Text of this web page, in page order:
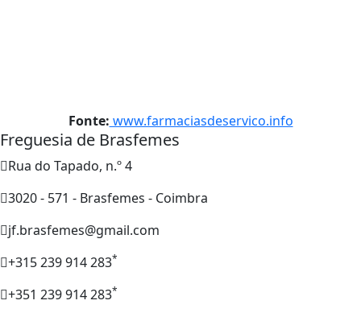
Fonte: www.farmaciasdeservico.info
Freguesia de Brasfemes
Rua do Tapado, n.º 4
3020 - 571 - Brasfemes - Coimbra
jf.brasfemes@gmail.com
+315 239 914 283*
+351 239 914 283*